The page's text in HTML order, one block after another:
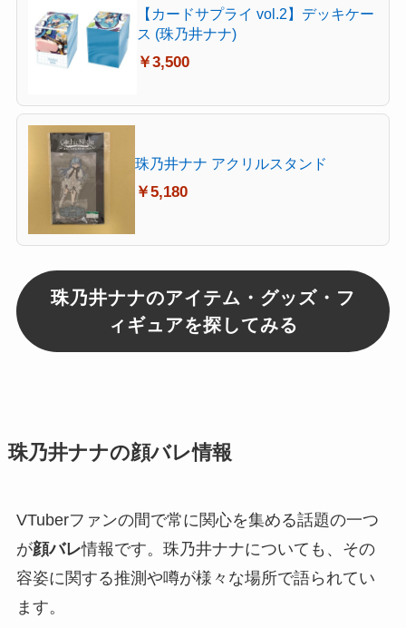
【カードサプライ vol.2】デッキケー
ス (珠乃井ナナ)
￥3,500
珠乃井ナナ アクリルスタンド
￥5,180
珠乃井ナナのアイテム・グッズ・フ
ィギュアを探してみる
珠乃井ナナの顔バレ情報
VTuberファンの間で常に関心を集める話題の一つ
が顔バレ情報です。珠乃井ナナについても、その
容姿に関する推測や噂が様々な場所で語られてい
ます。